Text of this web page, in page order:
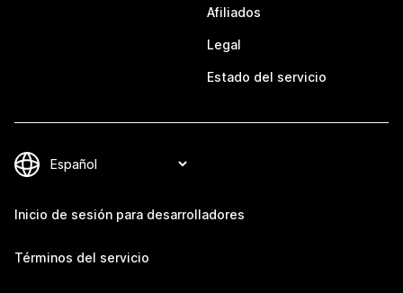
Afiliados
Legal
Estado del servicio
Inicio de sesión para desarrolladores
Términos del servicio